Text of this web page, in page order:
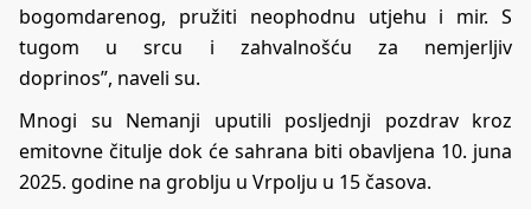
bogomdarenog, pružiti neophodnu utjehu i mir. S
tugom u srcu i zahvalnošću za nemjerljiv
doprinos”, naveli su.
Mnogi su Nemanji uputili posljednji pozdrav kroz
emitovne čitulje dok će sahrana biti obavljena 10. juna
2025. godine na groblju u Vrpolju u 15 časova.